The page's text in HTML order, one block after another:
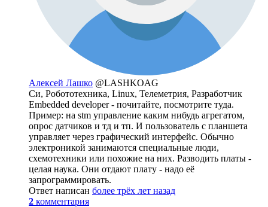
Алексей Лашко @LASHKOAG
Си, Робототехника, Linux, Телеметрия, Разработчик
Embedded developer - почитайте, посмотрите туда.
Пример: на stm управление каким нибудь агрегатом,
опрос датчиков и тд и тп. И пользователь с планшета
управляет через графический интерфейс. Обычно
электроникой занимаются специальные люди,
схемотехники или похожие на них. Разводить платы -
целая наука. Они отдают плату - надо её
запрограммировать.
Ответ написан более трёх лет назад
2 комментария